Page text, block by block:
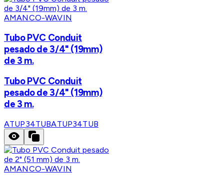
AMANCO-WAVIN
Tubo PVC Conduit
pesado de 3/4" (19mm)
de 3 m.
Tubo PVC Conduit
pesado de 3/4" (19mm)
de 3 m.
ATUP34TUBATUP34TUB
AMANCO-WAVIN